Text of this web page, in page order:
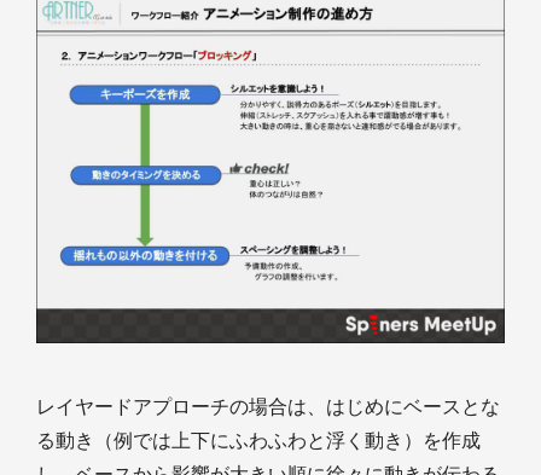
レイヤードアプローチの場合は、はじめにベースとな
る動き（例では上下にふわふわと浮く動き）を作成